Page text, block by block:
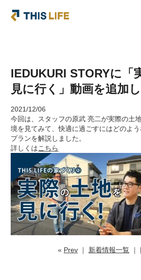
IEDUKURI STORYに「
見に行く」動画を追加
2021/12/06
今回は、スタッフの原武 亮二が実際の土
境を見てみて、快適に過ごすにはどのよ
プランを解説しました。
詳しくはこちら
« Prev ｜ 新着情報一覧 ｜